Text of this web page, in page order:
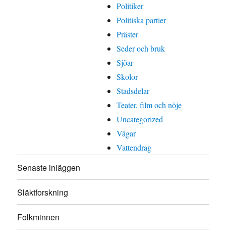
Politiker
Politiska partier
Präster
Seder och bruk
Sjöar
Skolor
Stadsdelar
Teater, film och nöje
Uncategorized
Vägar
Vattendrag
Senaste inläggen
Släktforskning
Folkminnen